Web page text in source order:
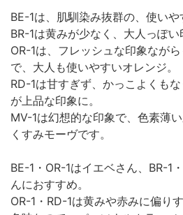
BE-1は、肌馴染み抜群の、使いや
BR-1は黄みが少なく、大人っぽい
OR-1は、フレッシュな印象なが
で、大人も使いやすいオレンジ。
RD-1は甘すぎず、かっこよくも
が上品な印象に。
MV-1は幻想的な印象で、色素薄
くすみモーヴです。
BE-1・OR-1はイエベさん、BR-1
んにおすすめ。
OR-1・RD-1は黄みや赤みに偏り